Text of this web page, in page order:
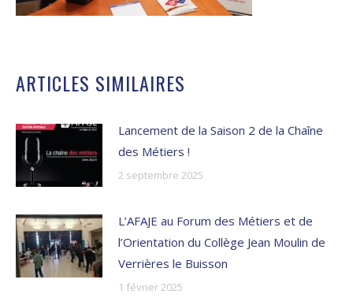
ARTICLES SIMILAIRES
Lancement de la Saison 2 de la Chaîne
des Métiers !
2 septembre 2025
L’AFAJE au Forum des Métiers et de
l’Orientation du Collège Jean Moulin de
Verrières le Buisson
1 février 2025